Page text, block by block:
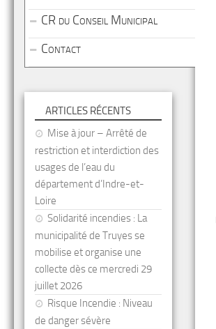
CR du Conseil Municipal
Contact
ARTICLES RÉCENTS
Mise à jour – Arrêté de
restriction et interdiction des
usages de l’eau du
département d’Indre-et-
Loire
Solidarité incendies : La
municipalité de Truyes se
mobilise et organise une
collecte dès ce mercredi 29
juillet 2026
Risque Incendie : Niveau
de danger sévère